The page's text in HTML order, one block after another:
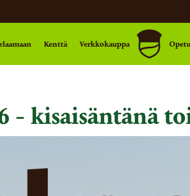
Kenttä Verkkokauppa
- kisaisäntänä